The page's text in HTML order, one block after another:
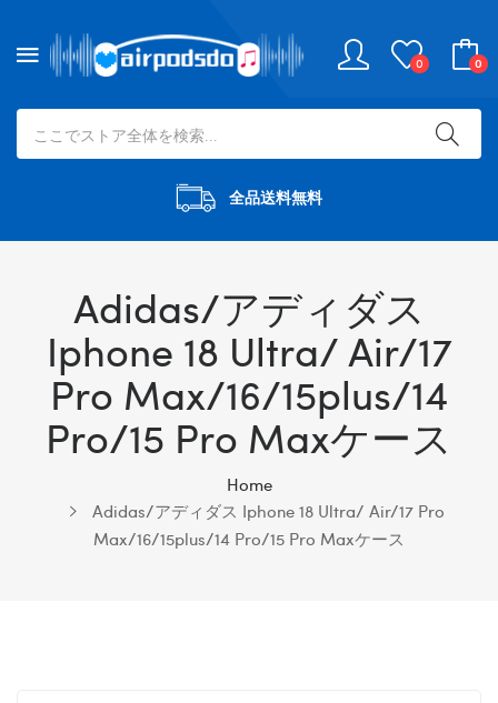
0 0
全品送料無料
Adidas/アディダス
Iphone 18 Ultra/ Air/17
Pro Max/16/15plus/14
Pro/15 Pro Maxケース
Home
Adidas/アディダス Iphone 18 Ultra/ Air/17 Pro
Max/16/15plus/14 Pro/15 Pro Maxケース